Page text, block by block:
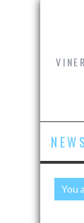
Skip
NEWS
You